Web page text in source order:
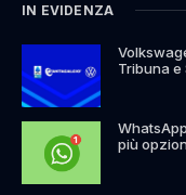
IN EVIDENZA
Tribuna e
più